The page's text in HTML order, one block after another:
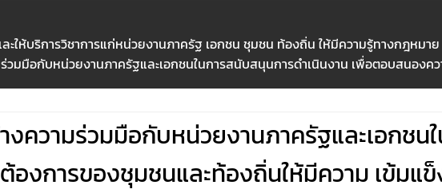
วจัดขึ้นสำหรับ
าคารอุตสาหกรรม
เรศวร จัด
กครอง ประจำปี
ยรติจาก รอง
โชคบันดาลชัย
ะให้บริการวิชาการแก่หน่วยงานภาครัฐ เอกชน ชุมชน ท้องถิ่น ให้มีความรู้ทางกฎห
ร่วมมือกับหน่วยงานภาครัฐและเอกชนในการสนับสนุนการดำเนินงาน เพื่อตอบสนอง
งความร่วมมือกับหน่วยงานภาครัฐและเอกช
งการของชุมชนและท้องถิ่นให้มีความ เข้มแ